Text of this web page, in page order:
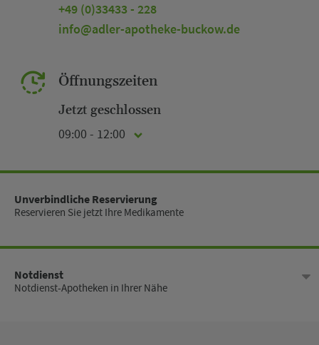
+49 (0)33433 - 228
info@adler-apotheke-buckow.de
Öffnungszeiten
Jetzt geschlossen
09:00 - 12:00
Montag 08:00 - 18:00
Dienstag 08:00 - 18:00
Mittwoch 08:00 - 13:00
Donnerstag 08:00 - 18:00
Unverbindliche Reservierung
Reservieren Sie jetzt Ihre Medikamente
Notdienst
Notdienst-Apotheken in Ihrer Nähe